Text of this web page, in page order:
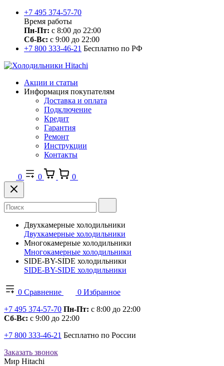
+7 495 374-57-70
Время работы
Пн-Пт: с 8:00 до 22:00
Сб-Вс: с 9:00 до 22:00
+7 800 333-46-21 Бесплатно по РФ
Акции и статьи
Информация покупателям
Доставка и оплата
Подключение
Кредит
Гарантия
Ремонт
Инструкции
Контакты
0 0 0
Двухкамерные холодильники
Двухкамерные холодильники
Многокамерные холодильники
Многокамерные холодильники
SIDE-BY-SIDE холодильники
SIDE-BY-SIDE холодильники
0 Сравнение 0 Избранное
+7 495 374-57-70 Пн-Пт: с 8:00 до 22:00
Сб-Вс: с 9:00 до 22:00
+7 800 333-46-21 Бесплатно по России
Заказать звонок
Мир Hitachi